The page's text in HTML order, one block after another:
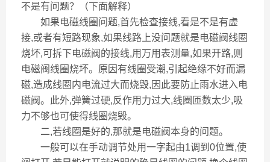
不是有问题？（下面解释）
如果电磁线圈问题,首先检查接线,看是不是有虚
接,或者有短路现象,如果线路上没问题就是电磁阀线圈
烧坏,可拆下电磁阀的接线,用万用表测量,如果开路,则
电磁阀线圈烧坏。原因有线圈受潮,引起绝缘不好而漏
磁,造成线圈内电流过大而烧毁,因此要防止雨水进入电
磁阀。此外,弹簧过硬,反作用力过大,线圈匝数太少,吸
力不够也可使得线圈烧毁。
二,若线圈是好的,那就是电磁阀本身的问题。
一般可以在手动调节处用一字起由1调到0位置,使